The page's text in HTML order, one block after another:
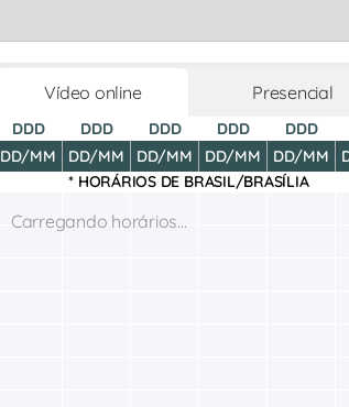
Vídeo online Presencial
DDD
DD/MM
DDD
DD/MM
DDD
DD/MM
DDD
DD/MM
DDD
DD/MM
* HORÁRIOS DE BRASIL/BRASÍLIA
Carregando horários...